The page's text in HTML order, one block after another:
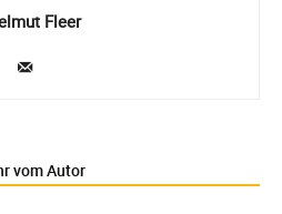
Fleer
vom Autor